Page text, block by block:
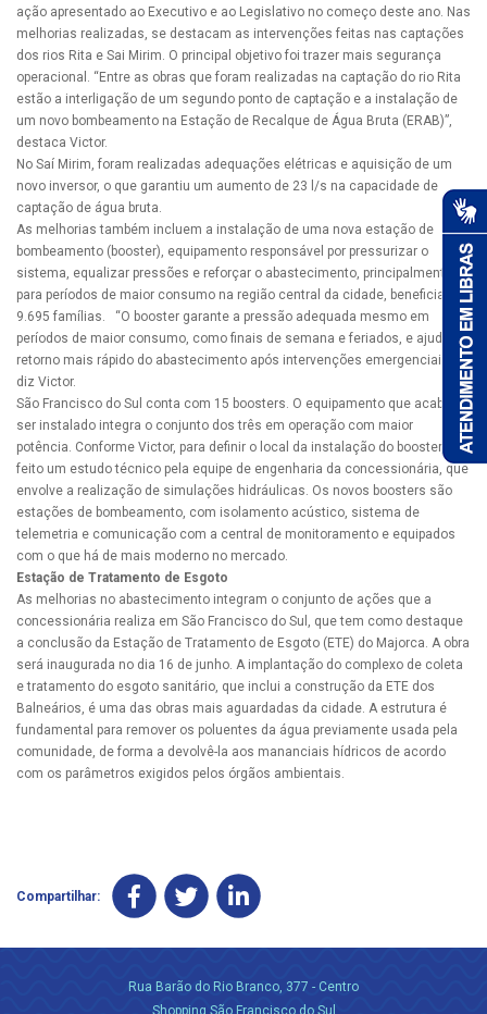
ação apresentado ao Executivo e ao Legislativo no começo deste ano. Nas
melhorias realizadas, se destacam as intervenções feitas nas captações
dos rios Rita e Sai Mirim. O principal objetivo foi trazer mais segurança
operacional. “Entre as obras que foram realizadas na captação do rio Rita
estão a interligação de um segundo ponto de captação e a instalação de
um novo bombeamento na Estação de Recalque de Água Bruta (ERAB)”,
destaca Victor.
No Saí Mirim, foram realizadas adequações elétricas e aquisição de um
novo inversor, o que garantiu um aumento de 23 l/s na capacidade de
captação de água bruta.
As melhorias também incluem a instalação de uma nova estação de
bombeamento (booster), equipamento responsável por pressurizar o
sistema, equalizar pressões e reforçar o abastecimento, principalmente
para períodos de maior consumo na região central da cidade, beneficiando
9.695 famílias. “O booster garante a pressão adequada mesmo em
períodos de maior consumo, como finais de semana e feriados, e ajuda no
retorno mais rápido do abastecimento após intervenções emergenciais”,
diz Victor.
São Francisco do Sul conta com 15 boosters. O equipamento que acaba de
ser instalado integra o conjunto dos três em operação com maior
potência. Conforme Victor, para definir o local da instalação do booster, foi
feito um estudo técnico pela equipe de engenharia da concessionária, que
envolve a realização de simulações hidráulicas. Os novos boosters são
estações de bombeamento, com isolamento acústico, sistema de
telemetria e comunicação com a central de monitoramento e equipados
com o que há de mais moderno no mercado.
Estação de Tratamento de Esgoto
As melhorias no abastecimento integram o conjunto de ações que a
concessionária realiza em São Francisco do Sul, que tem como destaque
a conclusão da Estação de Tratamento de Esgoto (ETE) do Majorca. A obra
será inaugurada no dia 16 de junho. A implantação do complexo de coleta
e tratamento do esgoto sanitário, que inclui a construção da ETE dos
Balneários, é uma das obras mais aguardadas da cidade. A estrutura é
fundamental para remover os poluentes da água previamente usada pela
comunidade, de forma a devolvê-la aos mananciais hídricos de acordo
com os parâmetros exigidos pelos órgãos ambientais.
Compartilhar:
Rua Barão do Rio Branco, 377 - Centro